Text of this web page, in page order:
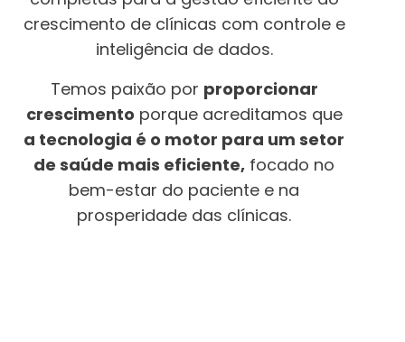
crescimento de clínicas com controle e
inteligência de dados.
Temos paixão por proporcionar
crescimento porque acreditamos que
a tecnologia é o motor para um setor
de saúde mais eficiente, focado no
bem-estar do paciente e na
prosperidade das clínicas.